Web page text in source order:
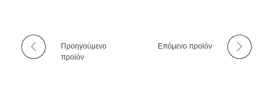
Προηγούμενο
προϊόν
Επόμενο προϊόν